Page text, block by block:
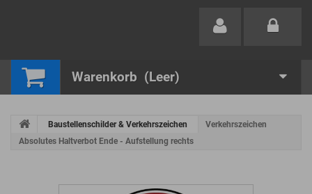
Warenkorb (Leer)
Baustellenschilder & Verkehrszeichen
Verkehrszeichen
Absolutes Haltverbot Ende - Aufstellung rechts